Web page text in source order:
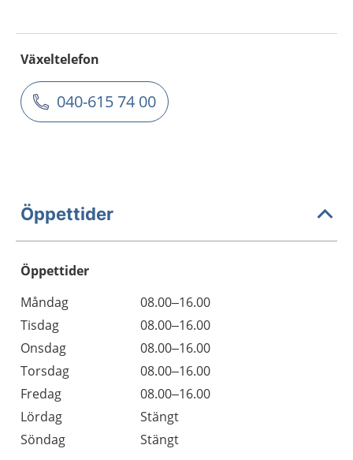
Växeltelefon
040-615 74 00
Öppettider
Öppettider
Dag
Öppettider
Kommentarer
Måndag
08.00–16.00
Tisdag
08.00–16.00
Onsdag
08.00–16.00
Torsdag
08.00–16.00
Fredag
08.00–16.00
Lördag
Stängt
Söndag
Stängt